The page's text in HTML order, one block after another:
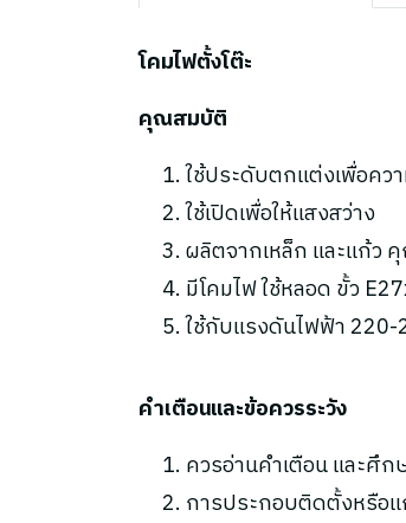
โคมไฟตั้งโต๊ะ
คุณสมบัติ
ใช้ประดับตกแต่งเพื่อคว
ใช้เปิดเพื่อให้แสงสว่าง
ผลิตจากเหล็ก และแก้ว
มีโคมไฟ ใช้หลอด ขั้ว
ใช้กับแรงดันไฟฟ้า 220-
คำเตือนและข้อควรระวัง
ควรอ่านคำเตือน และศึก
การประกอบติดตั้งหรือ